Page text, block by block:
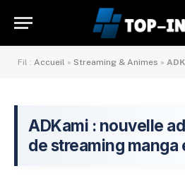
Fil : Accueil » Streaming & Animes » ADKami
ADKami : nouvelle
de streaming manga